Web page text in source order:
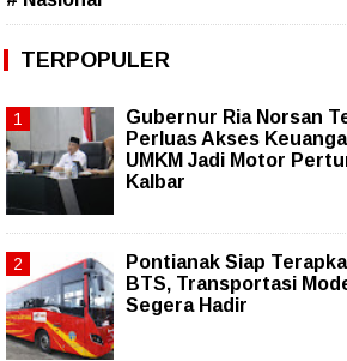
TERPOPULER
Gubernur Ria Norsan
Perluas Akses
UMKM Jadi Motor
Kalbar
Pontianak Siap
BTS, Transportasi
Segera Hadir